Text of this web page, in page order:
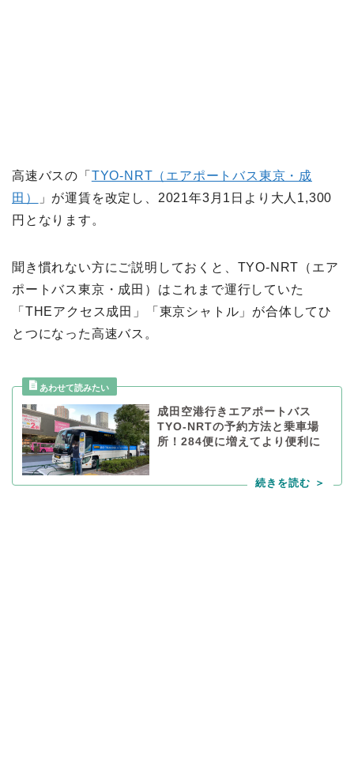
高速バスの「 TYO-NRT（エアポートバス東京・成
田）
」が運賃を改定し、2021年3月1日より大人1,300
円となります。
聞き慣れない方にご説明しておくと、TYO-NRT（エア
ポートバス東京・成田）はこれまで運行していた
「THEアクセス成田」「東京シャトル」が合体してひ
とつになった高速バス。
成田空港行きエアポートバス
TYO-NRTの予約方法と乗車場
所！284便に増えてより便利に